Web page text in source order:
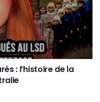
: l’histoire de la